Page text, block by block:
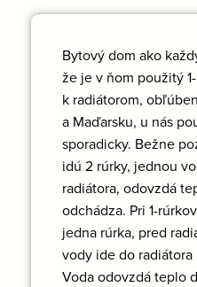
Bytový dom ako
že je v ňom použitý
k radiátorom,
a Maďarsku, u nás
sporadicky. Bežne
idú 2 rúrky, jednou
radiátora, odovzdá
odchádza. Pri 1-
jedna rúrka, pred
vody ide do
Voda odovzdá teplo